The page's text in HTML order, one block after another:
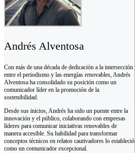
Andrés Alventosa
Con más de una década de dedicación a la intersección
entre el periodismo y las energías renovables, Andrés
Alventosa ha consolidado su posición como un
comunicador líder en la promoción de la
sostenibilidad.
Desde sus inicios, Andrés ha sido un puente entre la
innovación y el público, colaborando con empresas
líderes para comunicar iniciativas renovables de
manera accesible. Su habilidad para transformar
conceptos técnicos en relatos cautivadores lo estableció
como un comunicador excepcional.